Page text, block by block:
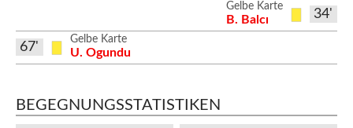
34'
Gelbe Karte
B. Balcı
Gelbe Karte
U. Ogundu
67'
BEGEGNUNGSSTATISTIKEN